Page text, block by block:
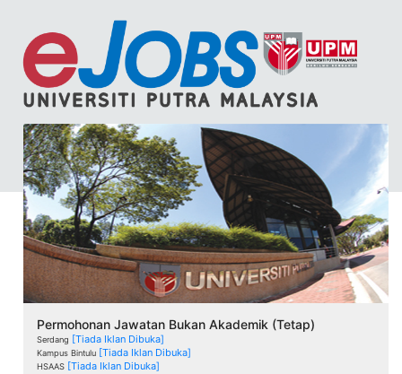
Permohonan Jawatan Bukan Akademik (Tetap)
Serdang [Tiada Iklan Dibuka]
Kampus Bintulu [Tiada Iklan Dibuka]
HSAAS [Tiada Iklan Dibuka]